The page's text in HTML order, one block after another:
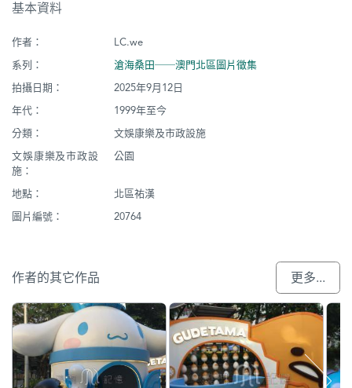
基本資料
作者：
LC.we
系列：
滄海桑田──澳門北區圖片徵集
拍攝日期：
2025年9月12日
年代：
1999年至今
分類：
文娛康樂及市政設施
文娛康樂及市政設
施：
公園
地點：
北區祐漢
圖片編號：
20764
作者的其它作品 更多...